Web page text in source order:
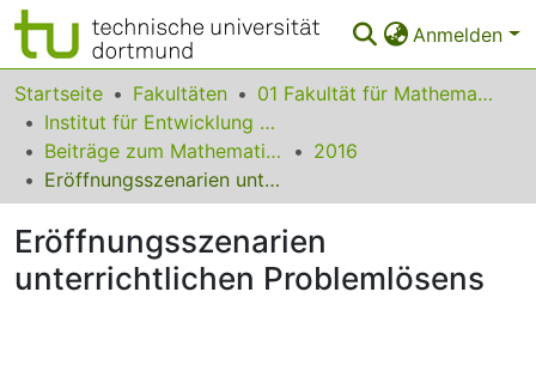
Anmelden
Bereiche & Sammlungen
Das gesamte Repositorium
Statistiken
FAQ
Leitlinien
Startseite Fakultäten
01 Fakultät für Mathematik
Institut für Entwicklung und Erforschung des Mathematikunterrichts
Beiträge zum Mathematikunterricht
2016
Eröffnungsszenarien unterrichtlichen Problemlösens
Eröffnungsszenarien
unterrichtlichen Problemlösens